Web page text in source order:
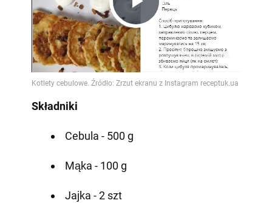
Play
Video
Składniki
Cebula - 500 g
Mąka - 100 g
Jajka - 2 szt